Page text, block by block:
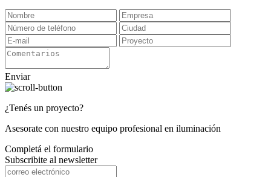
Enviar
¿Tenés un proyecto?
Asesorate con nuestro equipo profesional en iluminación
Completá el formulario
Subscribite al newsletter